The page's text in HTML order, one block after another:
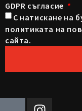
GDPR съгласие
С натискане на
политиката на
сайта.